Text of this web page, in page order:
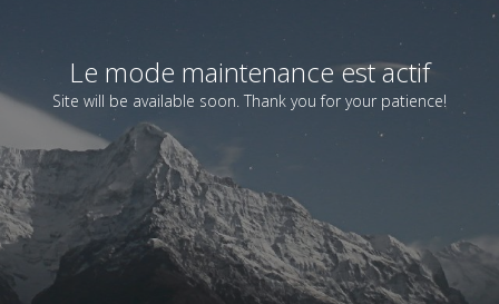
Le mode maintenance est actif
Site will be available soon. Thank you for your patience!